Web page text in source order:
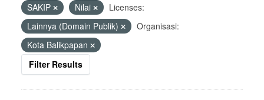
SAKIP
Nilai
Licenses:
Lainnya (Domain Publik)
Organisasi:
Kota Balikpapan
Filter Results